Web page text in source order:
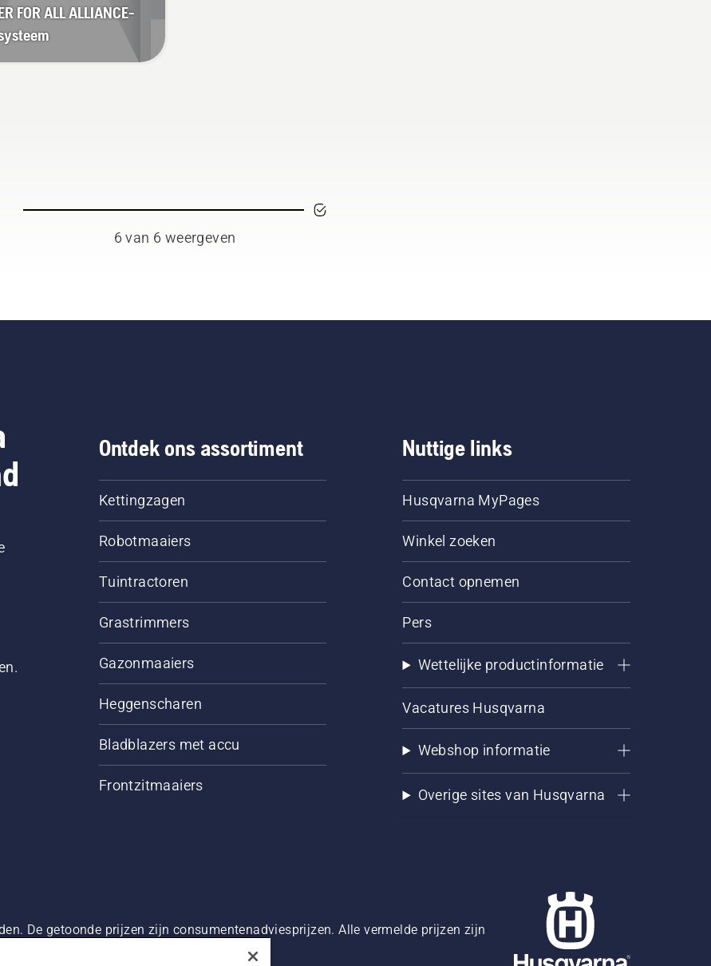
FOR ALL ALLIANCE-
6 van 6 weergeven
Ontdek ons assortiment
Kettingzagen
Robotmaaiers
Tuintractoren
Grastrimmers
Gazonmaaiers
Heggenscharen
Bladblazers met accu
Frontzitmaaiers
Nuttige links
Husqvarna MyPages
Winkel zoeken
Contact opnemen
Pers
Wettelijke productinformatie
Vacatures Husqvarna
Webshop informatie
Overige sites van Husqvarna
De getoonde prijzen zijn consumentenadviesprijzen. Alle vermelde prijzen zijn